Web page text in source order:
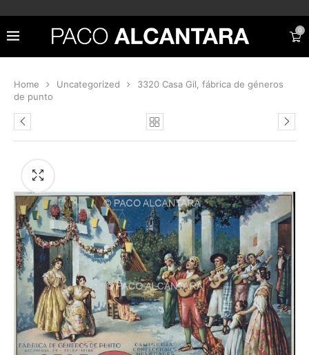
0
Home Uncategorized
3320 Casa Gil, fábrica de géneros
de punto